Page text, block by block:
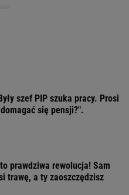
szef PIP szuka pracy. Prosi
się pensji?".
prawdziwa rewolucja! Sam
trawę, a ty zaoszczędzisz